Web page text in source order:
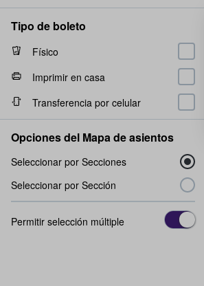
Tipo de boleto
Físico
Imprimir en casa
Transferencia por celular
Opciones del Mapa de asientos
Seleccionar por Secciones
Seleccionar por Sección
Permitir selección múltiple